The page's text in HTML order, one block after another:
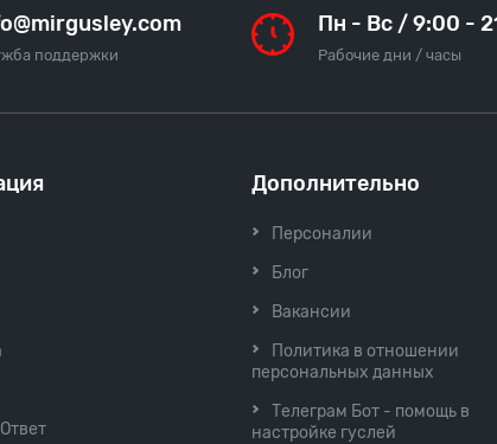
поддержки
Пн - Вс / 9:00 -
Рабочие дни / часы
Дополнительно
Персоналии
Блог
Вакансии
Политика в отношении
персональных данных
Телеграм Бот - помощь в
настройке гуслей